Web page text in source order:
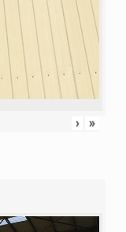
› »